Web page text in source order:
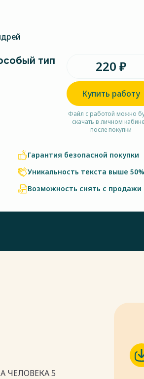
тип
220 ₽
Купить работу
Файл с работой можно
скачать в личном
после покупки
Гарантия безопасной покупки
Уникальность текста выше 50%
Возможность снять с продажи
ЧЕЛОВЕКА 5